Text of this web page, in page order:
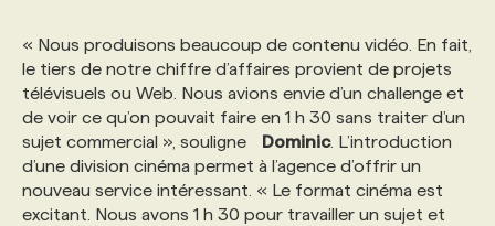
« Nous produisons beaucoup de contenu vidéo. En fait,
le tiers de notre chiffre d’affaires provient de projets
télévisuels ou Web. Nous avions envie d’un challenge et
de voir ce qu’on pouvait faire en 1 h 30 sans traiter d’un
sujet commercial », souligne Dominic. L’introduction
d’une division cinéma permet à l’agence d’offrir un
nouveau service intéressant. « Le format cinéma est
excitant. Nous avons 1 h 30 pour travailler un sujet et